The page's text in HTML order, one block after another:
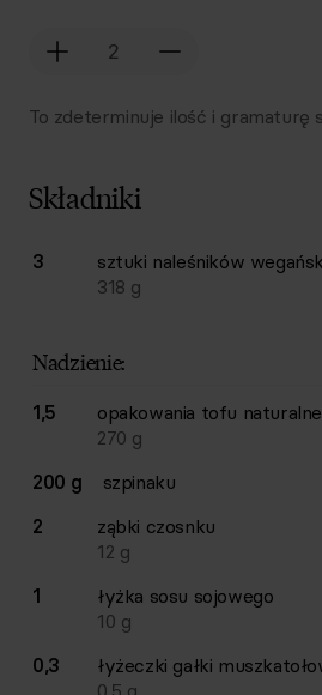
To zdeterminuje ilość i gramaturę
Składniki
Lista składników przepisu z
Ilość Składnik
3 sztuki naleśników
318 g
Nadzienie:
1,5 opakowania tofu
270 g
200 g
szpinaku
2
ząbki czosnku
12 g
1
łyżka sosu sojowego
10 g
0,3
łyżeczki gałki
0,5 g